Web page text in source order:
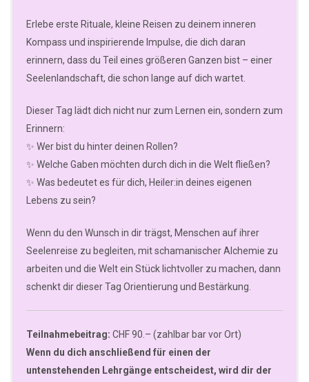
Erlebe erste Rituale, kleine Reisen zu deinem inneren
Kompass und inspirierende Impulse, die dich daran
erinnern, dass du Teil eines größeren Ganzen bist – einer
Seelenlandschaft, die schon lange auf dich wartet.
Dieser Tag lädt dich nicht nur zum Lernen ein, sondern zum
Erinnern:
✨ Wer bist du hinter deinen Rollen?
✨ Welche Gaben möchten durch dich in die Welt fließen?
✨ Was bedeutet es für dich, Heiler:in deines eigenen
Lebens zu sein?
Wenn du den Wunsch in dir trägst, Menschen auf ihrer
Seelenreise zu begleiten, mit schamanischer Alchemie zu
arbeiten und die Welt ein Stück lichtvoller zu machen, dann
schenkt dir dieser Tag Orientierung und Bestärkung.
Teilnahmebeitrag: CHF 90.– (zahlbar bar vor Ort)
Wenn du dich anschließend für einen der
untenstehenden Lehrgänge entscheidest, wird dir der